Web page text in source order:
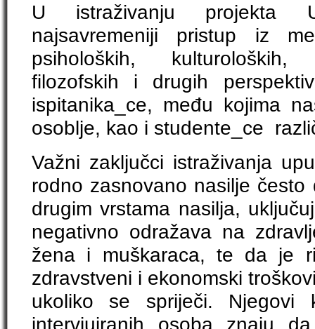
U istraživanju projekta
najsavremeniji pristup iz
psiholoških,
filozofskih i drugih
ispitanika_ce, među kojima
osoblje, kao i studente_ce
Važni zaključci istraživanja
rodno zasnovano nasilje
drugim vrstama nasilja,
negativno odražava na
žena i muškaraca, te da je
zdravstveni i ekonomski
ukoliko se spriječi. Njegovi
intervjuiranih osoba znaju